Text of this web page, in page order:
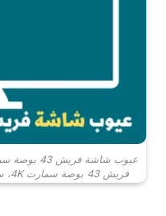
فريش 43 بوصة سمارت 4K، سعر شاشة فريش 43 بوصة سمارت